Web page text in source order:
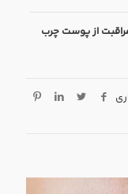
از پوست چرب